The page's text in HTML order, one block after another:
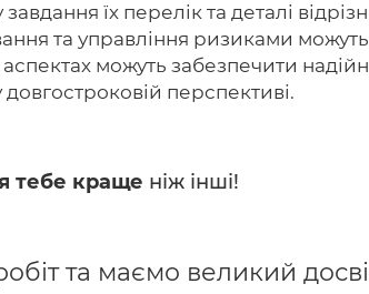
їх перелік та деталі
та управління ризиками
аспектах можуть забезпечити
перспективі.
тебе краще ніж інші!
та маємо великий